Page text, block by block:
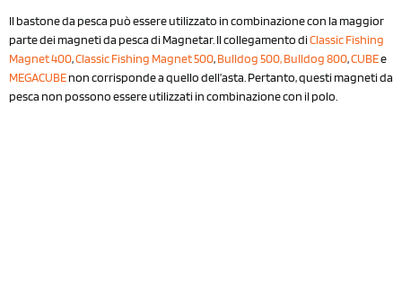
Il bastone da pesca può essere utilizzato in combinazione con la maggior
parte dei magneti da pesca di Magnetar. Il collegamento diClassic Fishing
Magnet 400,Classic Fishing Magnet 500,Bulldog 500,Bulldog 800,CUBEe
MEGACUBEnon corrisponde a quello dell’asta. Pertanto, questi magneti da
pesca non possono essere utilizzati in combinazione con il polo.